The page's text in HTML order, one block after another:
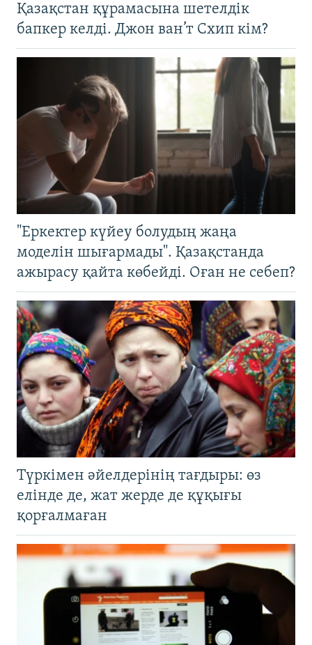
Қазақстан құрамасына шетелдік
бапкер келді. Джон ван’т Схип кім?
"Еркектер күйеу болудың жаңа
моделін шығармады". Қазақстанда
ажырасу қайта көбейді. Оған не себеп?
Түркімен әйелдерінің тағдыры: өз
елінде де, жат жерде де құқығы
қорғалмаған